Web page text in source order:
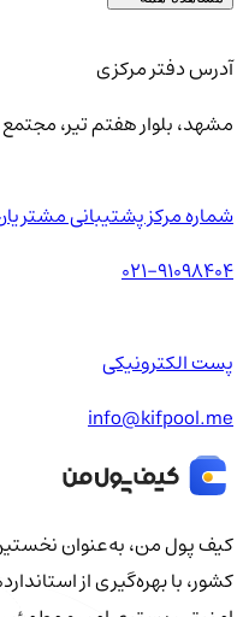
آدرس دفتر مرکزی
مشهد، بلوار هفتم تیر، مجتمع
شماره مرکز پشتیبانی مشتریان
021-91098404
پست الکترونیکی
info@kifpool.me
کیف‌ پول من، به‌عنوان
کشور، با بهره‌گیری از